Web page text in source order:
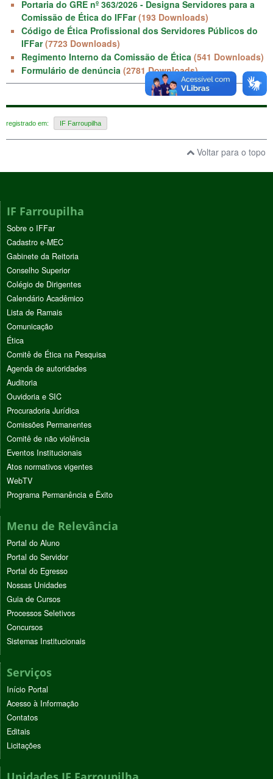
Portaria do GRE nº 363/2026 - Designa Servidores para a
Comissão de Ética do IFFar (193 Downloads)
Código de Ética Profissional dos Servidores Públicos do
IFFar (7723 Downloads)
Regimento Interno da Comissão de Ética (541 Downloads)
Formulário de denúncia (2781 Downloads)
registrado em: IF Farroupilha
Voltar para o topo
IF Farroupilha
Sobre o IFFar
Cadastro e-MEC
Gabinete da Reitoria
Conselho Superior
Colégio de Dirigentes
Calendário Acadêmico
Lista de Ramais
Comunicação
Ética
Comitê de Ética na Pesquisa
Agenda de autoridades
Auditoria
Ouvidoria e SIC
Procuradoria Jurídica
Comissões Permanentes
Comitê de não violência
Eventos Institucionais
Atos normativos vigentes
WebTV
Programa Permanência e Êxito
Menu de Relevância
Portal do Aluno
Portal do Servidor
Portal do Egresso
Nossas Unidades
Guia de Cursos
Processos Seletivos
Concursos
Sistemas Institucionais
Serviços
Início Portal
Acesso à Informação
Contatos
Editais
Licitações